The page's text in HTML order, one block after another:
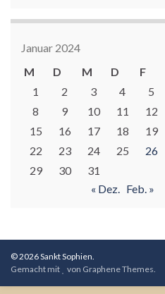
Januar 2024
M
D M D F
1
2 3 4 5
8
9 10 11 12
15
16 17 18 19
22
23 24 25 26
29
30
31
« Dez. Feb. »
© 2026 Sankt Sophien.
Gemacht mit
von Graphene Themes